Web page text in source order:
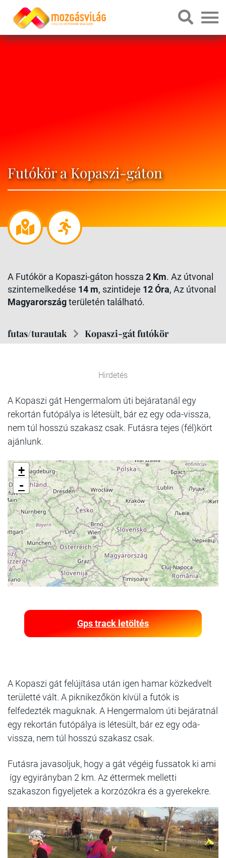
Futókör a Kopaszi-gáton
A Futókör a Kopaszi-gáton hossza 2 Km. Az útvonal
szintemelkedése 14 m, szintideje 12 Óra, Az útvonal
Magyarországterületén található.
futas/turautak Kopaszi-gát futókör
Hirdetés
A Kopaszi gát Hengermalom úti bejáratanál egy
rekortán futópálya is létesült, bár ez egy oda-vissza,
nem túl hosszú szakasz csak. Futásra tejes (fél)kört
ajánlunk.
+
-
Gps track letöltés
A Kopaszi gát felújítása után igen hamar közkedvelt
területté vált. A piknikezőkön kívül a futók is
felfedezték maguknak. A Hengermalom úti bejáratnál
egy rekortán futópálya is létesült, bár ez egy oda-
vissza, nem túl hosszú szakasz csak.
Futásra javasoljuk, hogy a gát végéig fussatok ki ami
így egyirányban 2 km. Az éttermek melletti
szakaszon figyeljetek a korzózókra és a gyerekekre.